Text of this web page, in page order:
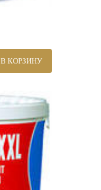
В КОРЗИНУ